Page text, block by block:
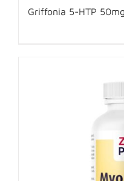
Griffonia 5-HTP